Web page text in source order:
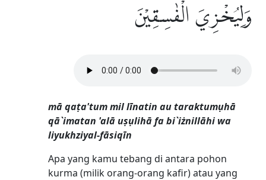
وَلِيُخْزِيَ الْفٰسِقِيْنَ
mā qaṭa'tum mil līnatin au taraktumụhā
qā`imatan 'alā uṣụlihā fa bi`iżnillāhi wa
liyukhziyal-fāsiqīn
Apa yang kamu tebang di antara pohon
kurma (milik orang-orang kafir) atau yang